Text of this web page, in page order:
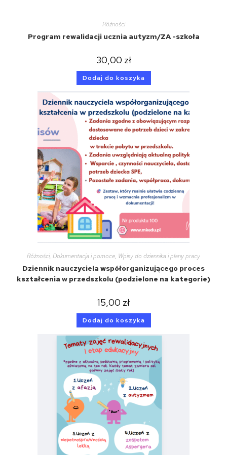
Różności
Program rewalidacji ucznia autyzm/ZA -szkoła
30,00 zł
Dodaj do koszyka
Różności, Dokumentacja i pomoce, Wpisy do dziennika i plany pracy
Dziennik nauczyciela współorganizującego proces
kształcenia w przedszkolu (podzielone na kategorie)
15,00 zł
Dodaj do koszyka